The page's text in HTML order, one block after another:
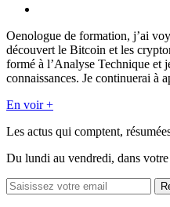
Oenologue de formation, j’ai
découvert le Bitcoin et les
formé à l’Analyse Technique et
connaissances. Je continuerai à
En voir +
Les actus qui comptent,
Du lundi au vendredi, dans